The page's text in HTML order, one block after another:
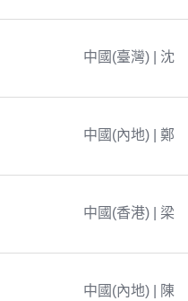
中國(臺灣) | 沈
中國(內地) | 鄭
中國(香港) | 梁
中國(內地) | 陳